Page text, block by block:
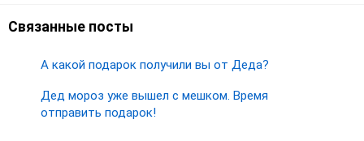
Связанные посты
А какой подарок получили вы от Деда?
Дед мороз уже вышел с мешком. Время
отправить подарок!